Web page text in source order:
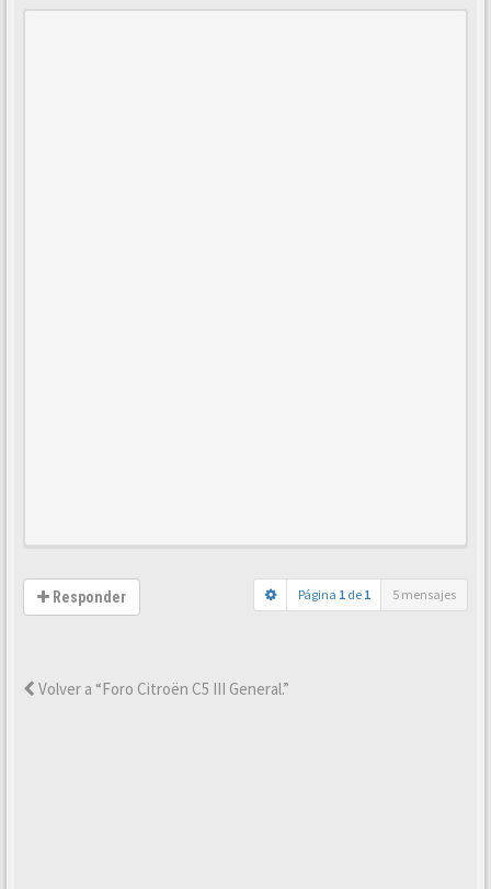
Responder Página 1 de 1 5 mensajes
Volver a “Foro Citroën C5 III General.”